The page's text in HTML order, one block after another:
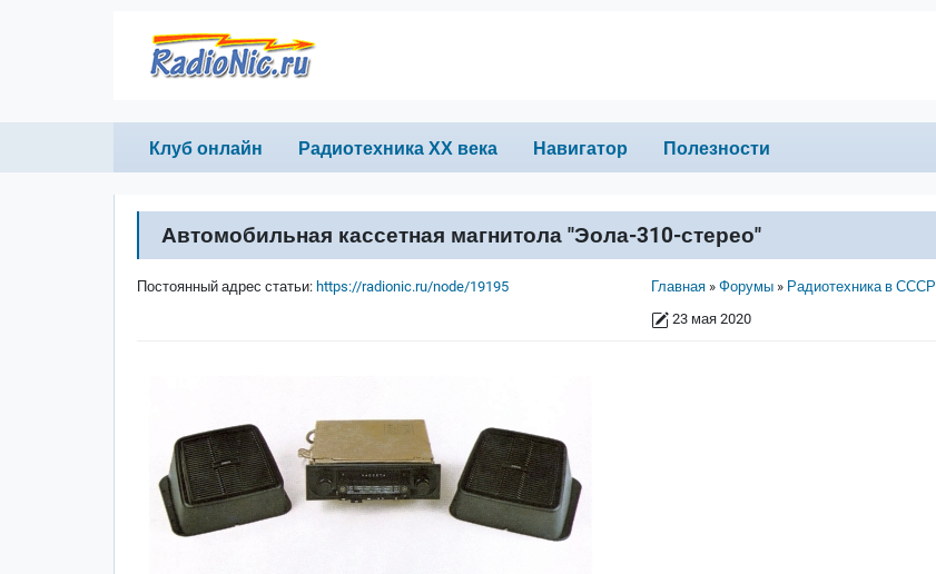
Primary links
Клуб онлайн Радиотехника ХХ века Навигатор Полезности
Автомобильная кассетная магнитола "Эола-310-стерео"
Строка навигации
Главная Форумы Радиотехника в СССР
23 мая 2020
Постоянный адрес статьи: https://radionic.ru/node/19195